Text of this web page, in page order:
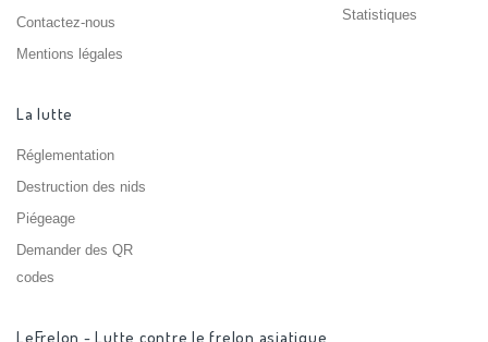
Contactez-nous
Mentions légales
Statistiques
La lutte
Réglementation
Destruction des nids
Piégeage
Demander des QR
codes
LeFrelon - Lutte contre le frelon asiatique